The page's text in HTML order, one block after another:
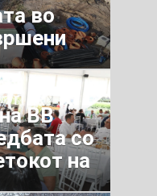
во
ВВ
со
на